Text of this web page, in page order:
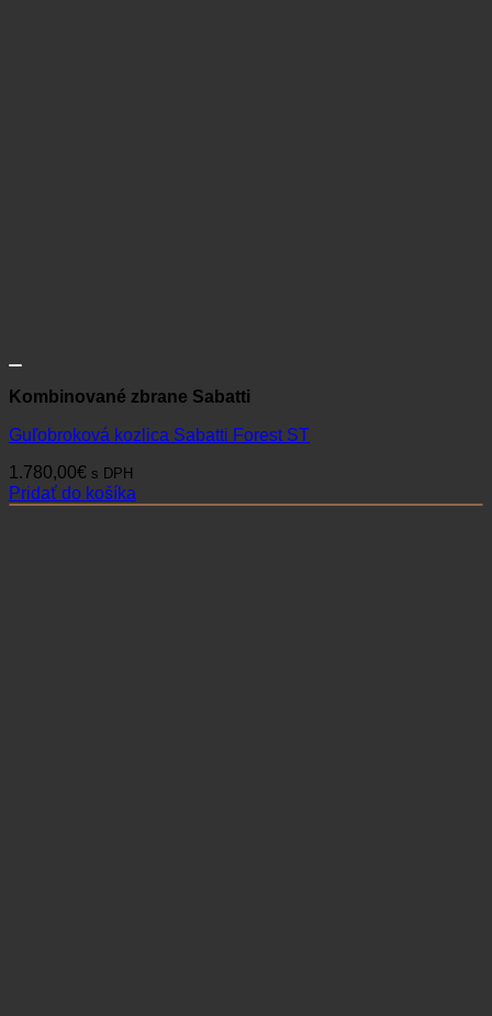
Kombinované zbrane Sabatti
Guľobroková kozlica Sabatti Forest ST
1.780,00€ s DPH
Pridať do košíka